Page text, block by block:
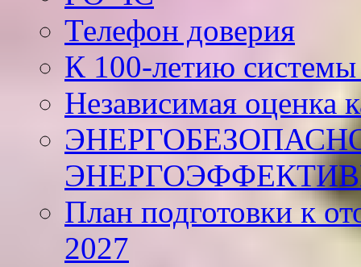
Телефон доверия
К 100-летию системы
Независимая оценка
План подготовки к
2027